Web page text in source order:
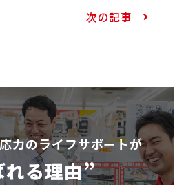
次の記事
⼒のライフサポートが
る理由”